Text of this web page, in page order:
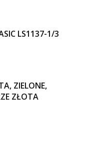
LS1137-1/3
ZIELONE,
ZŁOTA